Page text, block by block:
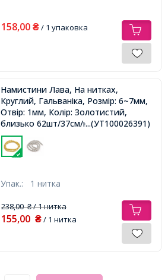
158,00 ₴/ 1 упаковка
Намистини Лава, На нитках,
Круглий, Гальваніка, Розмір: 6~7мм,
Отвір: 1мм, Колір: Золотистий,
близько 62шт/37см/нитка,...(УТ100026391)
Упак.: 1 нитка
238,00₴/ 1 нитка
155,00 ₴/ 1 нитка